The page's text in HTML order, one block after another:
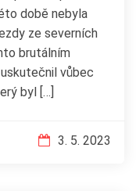
době nebyla
ze severních
brutálním
vůbec
byl […]
3. 5. 2023